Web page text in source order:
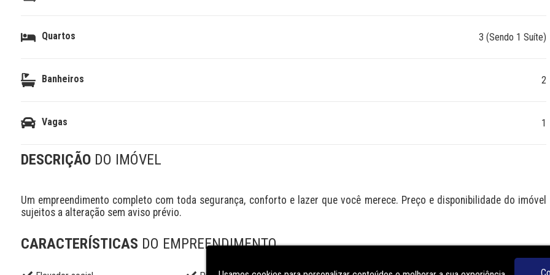
Quartos 3 (Sendo 1 Suíte)
Banheiros 2
Vagas 1
DESCRIÇÃO DO IMÓVEL
Um empreendimento completo com toda segurança, conforto e lazer que você merece. Preço e disponibilidade do imóvel
sujeitos a alteração sem aviso prévio.
CARACTERÍSTICAS DO EMPREENDIMENTO